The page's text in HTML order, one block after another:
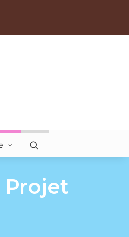
Projet